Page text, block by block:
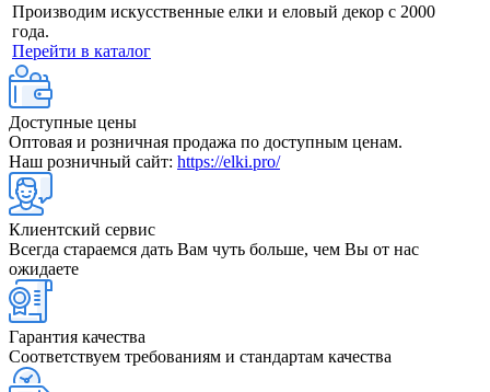
Производим искусственные елки и еловый декор с 2000
года.
Перейти в каталог
Доступные цены
Оптовая и розничная продажа по доступным ценам.
Наш розничный сайт: https://elki.pro/
Клиентский сервис
Всегда стараемся дать Вам чуть больше, чем Вы от нас
ожидаете
Гарантия качества
Соответствуем требованиям и стандартам качества